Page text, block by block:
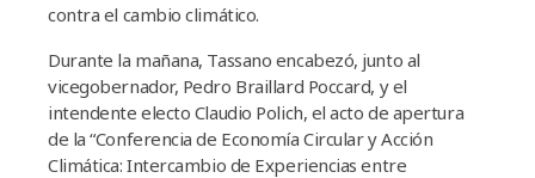
contra el cambio climático.
Durante la mañana, Tassano encabezó, junto al
vicegobernador, Pedro Braillard Poccard, y el
intendente electo Claudio Polich, el acto de apertura
de la “Conferencia de Economía Circular y Acción
Climática: Intercambio de Experiencias entre